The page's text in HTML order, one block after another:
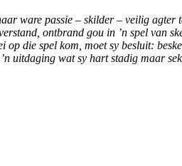
ware passie – skilder – veilig
ontbrand gou in ’n spel
die spel kom, moet sy besluit:
uitdaging wat sy hart stadig maar